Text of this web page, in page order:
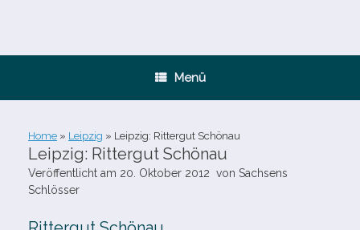
Menü
Home » Leipzig » Leipzig: Rittergut Schönau
Leipzig: Rittergut Schönau
Veröffentlicht am 20. Oktober 2012 von Sachsens
Schlösser